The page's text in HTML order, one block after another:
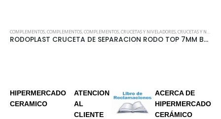
COMPLEMENTOS,COMPLEMENTOS,COMPLEMENTOS,CRUCETAS Y NIVELADORES,CRUCETAS Y NIVELADORES
RODOPLAST CRUCETA DE SEPARACION RODO TOP 7MM BOLSA X 100 UNID.
HIPERMERCADO
CERAMICO
ATENCION
AL
CLIENTE
ACERCA DE
HIPERMERCADO
CERÁMICO